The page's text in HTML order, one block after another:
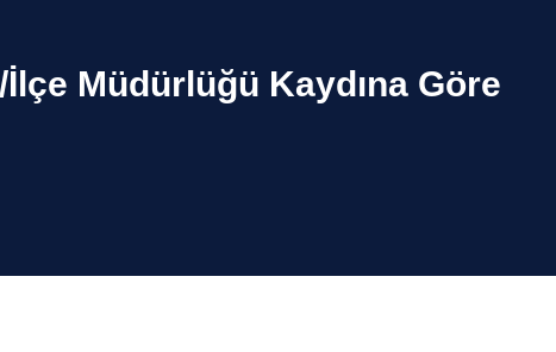
Müdürlüğü Kaydına Göre